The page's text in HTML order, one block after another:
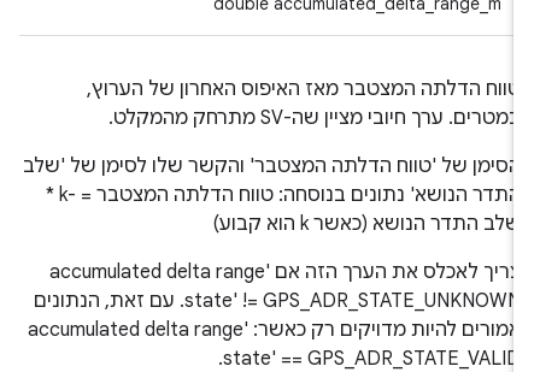
טווח הדלתה המצטבר מאז האיפוס האחרון של הערוץ,
במטרים. ערך חיובי מציין שה-SV מתרחק מהמקלט.
הסימן של 'טווח הדלתה המצטבר' והקשר שלו לסימן של 'שלב
התדר הנושא' נתונים בנוסחה: טווח הדלתה המצטבר = -k *
שלב התדר הנושא (כאשר k הוא קבוע)
צריך לאכלס את הערך הזה אם 'accumulated delta range
state' != GPS_ADR_STATE_UNKNOWN. עם זאת, הנתונים
אמורים להיות מדויקים רק כאשר: 'accumulated delta range
state' == GPS_ADR_STATE_VALID.